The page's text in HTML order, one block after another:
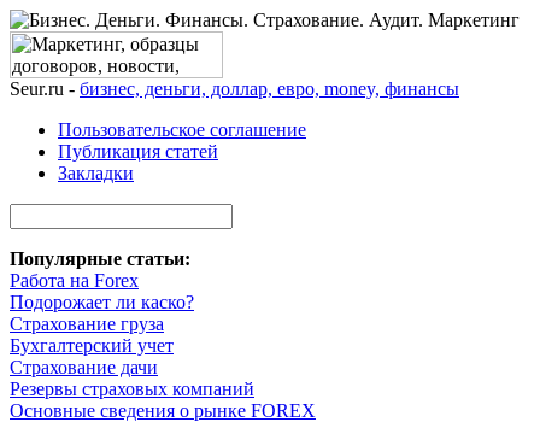
Seur.ru - бизнес, деньги, доллар, евро, money, финансы
Пользовательское соглашение
Публикация статей
Закладки
Популярные статьи:
Работа на Forex
Подорожает ли каско?
Страхование груза
Бухгалтерский учет
Страхование дачи
Резервы страховых компаний
Основные сведения о рынке FOREX